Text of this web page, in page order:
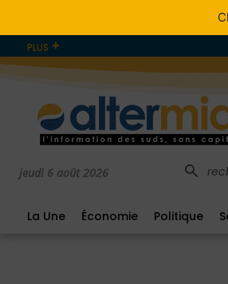
PLUS
jeudi 6 août 2026
La Une Économie Politique